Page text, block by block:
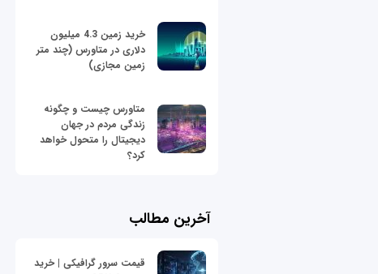
خرید زمین 4.3 میلیون
دلاری در متاورس (چند متر
زمین مجازی)
متاورس چیست و چگونه
زندگی مردم در جهان
دیجیتال را متحول خواهد
کرد؟
آخرین مطالب
قیمت سرور گرافیکی | خرید